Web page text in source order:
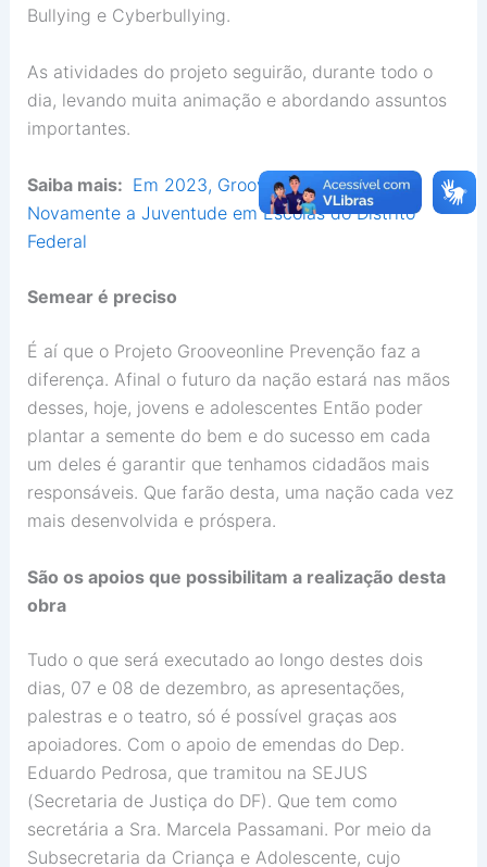
Bullying e Cyberbullying.
As atividades do projeto seguirão, durante todo o
dia, levando muita animação e abordando assuntos
importantes.
Saiba mais: Em 2023, Grooveonline Impacta
Novamente a Juventude em Escolas do Distrito
Federal
Semear é preciso
É aí que o Projeto Grooveonline Prevenção faz a
diferença. Afinal o futuro da nação estará nas mãos
desses, hoje, jovens e adolescentes Então poder
plantar a semente do bem e do sucesso em cada
um deles é garantir que tenhamos cidadãos mais
responsáveis. Que farão desta, uma nação cada vez
mais desenvolvida e próspera.
São os apoios que possibilitam a realização desta
obra
Tudo o que será executado ao longo destes dois
dias, 07 e 08 de dezembro, as apresentações,
palestras e o teatro, só é possível graças aos
apoiadores. Com o apoio de emendas do Dep.
Eduardo Pedrosa, que tramitou na SEJUS
(Secretaria de Justiça do DF). Que tem como
secretária a Sra. Marcela Passamani. Por meio da
Subsecretaria da Criança e Adolescente, cujo